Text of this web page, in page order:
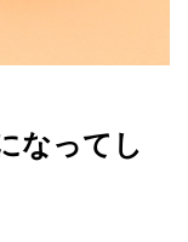
なってし